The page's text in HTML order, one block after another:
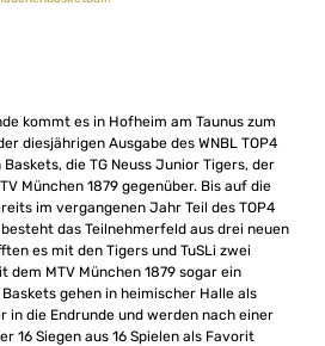
kommt es in Hofheim am Taunus zum
diesjährigen Ausgabe des WNBL TOP4
die TG Neuss Junior Tigers, der
München 1879 gegenüber. Bis auf die
im vergangenen Jahr Teil des TOP4
das Teilnehmerfeld aus drei neuen
es mit den Tigers und TuSLi zwei
MTV München 1879 sogar ein
gehen in heimischer Halle als
in die Endrunde und werden nach einer
16 Siegen aus 16 Spielen als Favorit